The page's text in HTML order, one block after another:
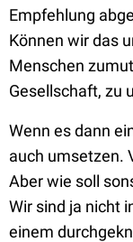
Empfehlung
Können wir das
Menschen
Gesellschaft, zu
Wenn es dann
auch umsetzen.
Aber wie soll
Wir sind ja nicht
einem